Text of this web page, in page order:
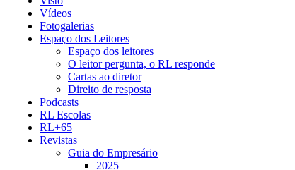
Vídeos
Fotogalerias
Espaço dos Leitores
Espaço dos leitores
O leitor pergunta, o RL responde
Cartas ao diretor
Direito de resposta
Podcasts
RL Escolas
RL+65
Revistas
Guia do Empresário
2025